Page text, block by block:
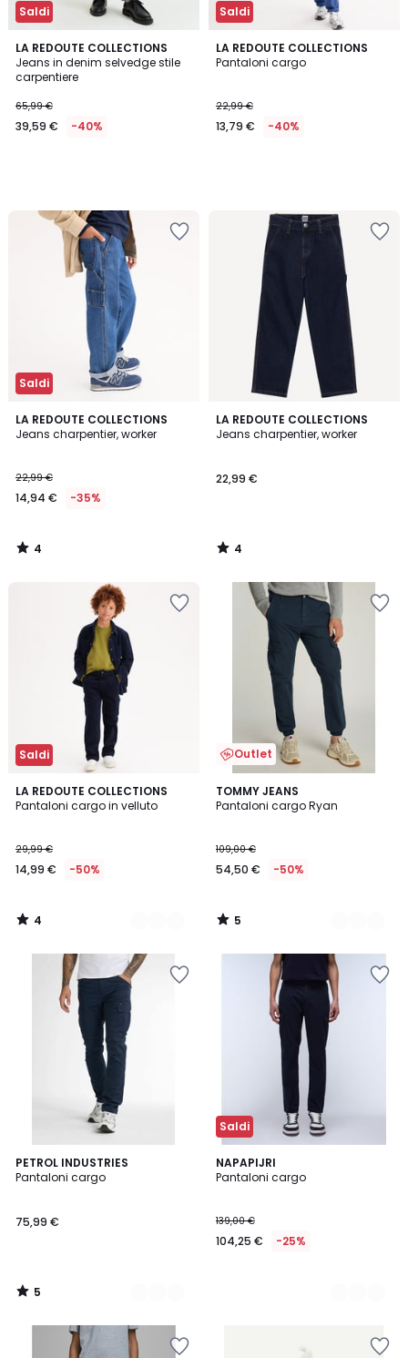
Saldi
LA REDOUTE COLLECTIONS
Jeans in denim selvedge stile
carpentiere
€
Invece
applicato.
65,99 €
39,59 € -40%
Saldi
LA REDOUTE COLLECTIONS
Pantaloni cargo
22,99 €
13,79 € -40%
Saldi
LA REDOUTE COLLECTIONS
Jeans charpentier, worker
22,99 €
14,94 € -35%
4
/
4
/
LA REDOUTE COLLECTIONS
Jeans charpentier, worker
22,99 €
4
/
4
/
Saldi
LA REDOUTE COLLECTIONS
Pantaloni cargo in velluto
29,99 €
14,99 € -50%
4
/
3
Colori
4
/
Outlet
TOMMY JEANS
Pantaloni cargo Ryan
109,00 €
54,50 € -50%
5
/
2
Colori
5
/
PETROL INDUSTRIES
Pantaloni cargo
75,99 €
5
/
4
Colori
5
/
Saldi
NAPAPIJRI
Pantaloni cargo
139,00 €
104,25 € -25%
3
Colori